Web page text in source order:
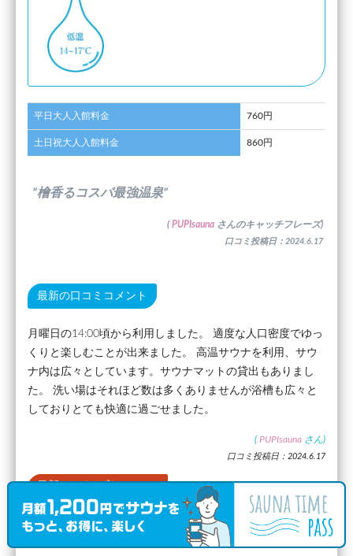
平日大人入館料金 760円
土日祝大人入館料金 860円
”檜香るコスパ最強温泉”
( PUPIsauna さんのキャッチフレーズ)
口コミ投稿日：2024.6.17
最新の口コミコメント
月曜日の14:00頃から利用しました。 適度な人口密度でゆっ
くりと楽しむことが出来ました。 高温サウナを利用、サウ
ナ内は広々としています。サウナマットの貸出もありまし
た。 洗い場はそれほど数は多くありませんが浴槽も広々と
しておりとても快適に過ごせました。
( PUPIsauna さん)
口コミ投稿日：2024.6.17
最新のサウナ室の口コミ
入らなかったので中は分かりませんがミストサウナ・岩盤浴